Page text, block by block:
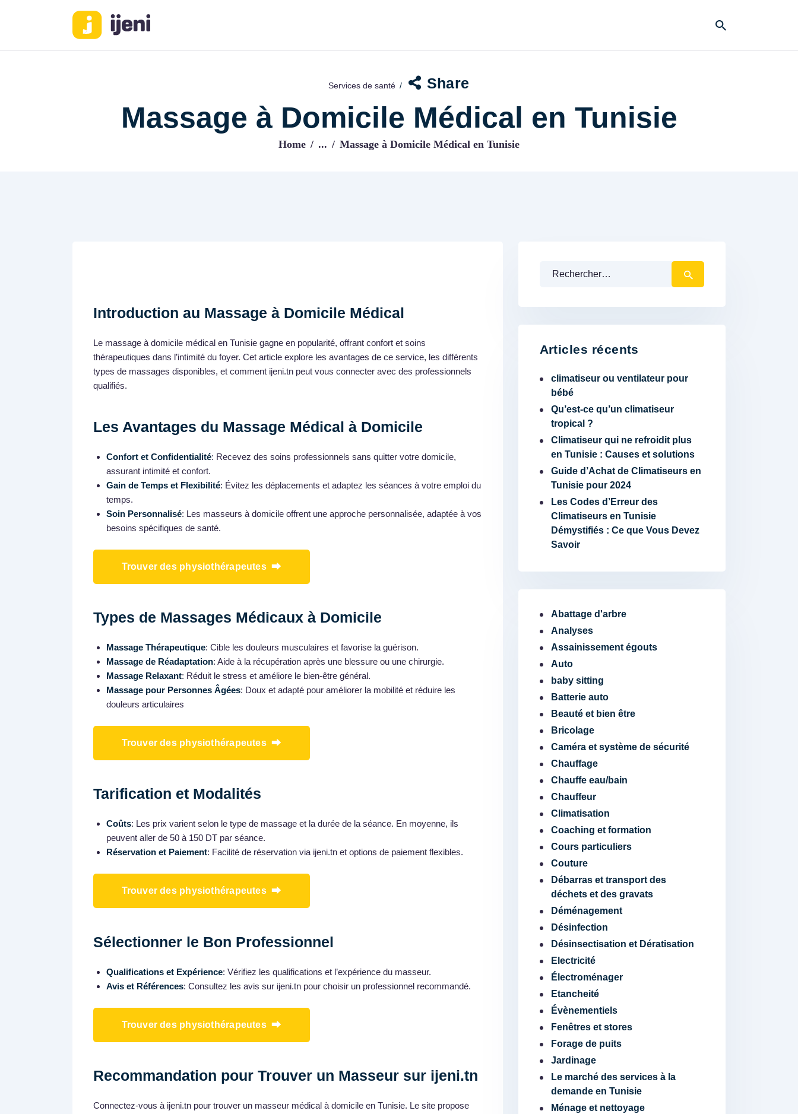
Services de santé Share
Massage à Domicile Médical en Tunisie
Home ... Massage à Domicile Médical en Tunisie
IJENI
Introduction au Massage à Domicile Médical
Le massage à domicile médical en Tunisie gagne en popularité, offrant confort et soins
thérapeutiques dans l’intimité du foyer. Cet article explore les avantages de ce service, les différents
types de massages disponibles, et comment ijeni.tn peut vous connecter avec des professionnels
qualifiés.
Les Avantages du Massage Médical à Domicile
Confort et Confidentialité: Recevez des soins professionnels sans quitter votre domicile,
assurant intimité et confort.
Gain de Temps et Flexibilité: Évitez les déplacements et adaptez les séances à votre emploi du
temps.
Soin Personnalisé: Les masseurs à domicile offrent une approche personnalisée, adaptée à vos
besoins spécifiques de santé.
Trouver des physiothérapeutes ⮕
Types de Massages Médicaux à Domicile
Massage Thérapeutique: Cible les douleurs musculaires et favorise la guérison.
Massage de Réadaptation: Aide à la récupération après une blessure ou une chirurgie.
Massage Relaxant: Réduit le stress et améliore le bien-être général.
Massage pour Personnes Âgées: Doux et adapté pour améliorer la mobilité et réduire les
douleurs articulaires
Trouver des physiothérapeutes ⮕
Tarification et Modalités
Coûts: Les prix varient selon le type de massage et la durée de la séance. En moyenne, ils
peuvent aller de 50 à 150 DT par séance.
Réservation et Paiement: Facilité de réservation via ijeni.tn et options de paiement flexibles.
Trouver des physiothérapeutes ⮕
Sélectionner le Bon Professionnel
Qualifications et Expérience: Vérifiez les qualifications et l’expérience du masseur.
Avis et Références: Consultez les avis sur ijeni.tn pour choisir un professionnel recommandé.
Trouver des physiothérapeutes ⮕
Recommandation pour Trouver un Masseur sur ijeni.tn
Connectez-vous à ijeni.tn pour trouver un masseur médical à domicile en Tunisie. Le site propose
Rechercher :
Articles récents
climatiseur ou ventilateur pour
bébé
Qu’est-ce qu’un climatiseur
tropical ?
Climatiseur qui ne refroidit plus
en Tunisie : Causes et solutions
Guide d’Achat de Climatiseurs en
Tunisie pour 2024
Les Codes d’Erreur des
Climatiseurs en Tunisie
Démystifiés : Ce que Vous Devez
Savoir
Abattage d'arbre
Analyses
Assainissement égouts
Auto
baby sitting
Batterie auto
Beauté et bien être
Bricolage
Caméra et système de sécurité
Chauffage
Chauffe eau/bain
Chauffeur
Climatisation
Coaching et formation
Cours particuliers
Couture
Débarras et transport des
déchets et des gravats
Déménagement
Désinfection
Désinsectisation et Dératisation
Electricité
Électroménager
Etancheité
Évènementiels
Fenêtres et stores
Forage de puits
Jardinage
Le marché des services à la
demande en Tunisie
Ménage et nettoyage